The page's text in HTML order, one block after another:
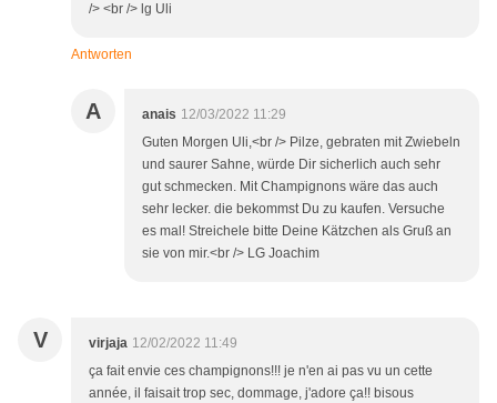
/> <br /> lg Uli
Antworten
A anais 12/03/2022 11:29
Guten Morgen Uli,<br /> Pilze, gebraten mit Zwiebeln
und saurer Sahne, würde Dir sicherlich auch sehr
gut schmecken. Mit Champignons wäre das auch
sehr lecker. die bekommst Du zu kaufen. Versuche
es mal! Streichele bitte Deine Kätzchen als Gruß an
sie von mir.<br /> LG Joachim
V virjaja 12/02/2022 11:49
ça fait envie ces champignons!!! je n'en ai pas vu un cette
année, il faisait trop sec, dommage, j'adore ça!! bisous